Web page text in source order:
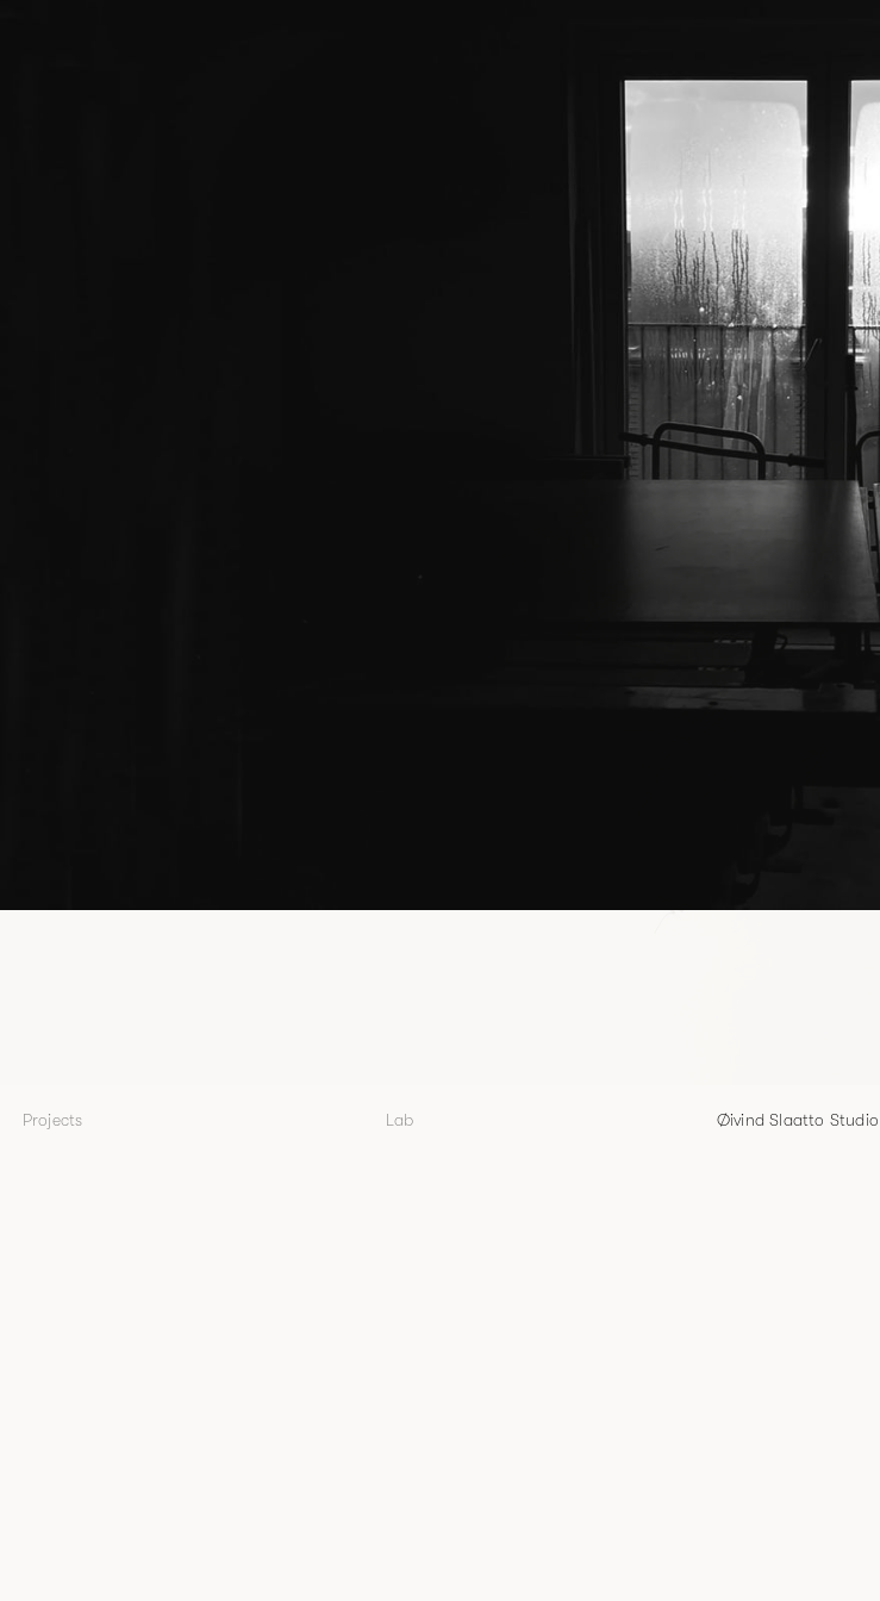
Øivind Slaatto Studio
Projects Lab Øivind Slaatto Studio